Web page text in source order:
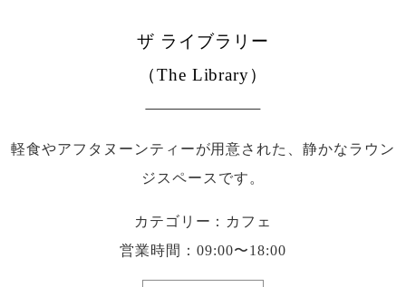
ザ ライブラリー
（The Library）
軽食やアフタヌーンティーが用意された、静かなラウン
ジスペースです。
カテゴリー：カフェ
営業時間：09:00〜18:00